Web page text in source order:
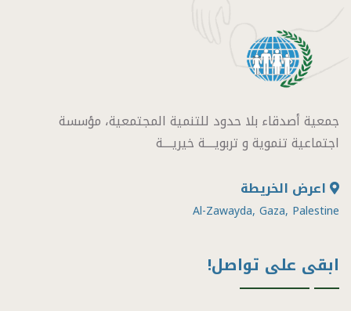
جمعية أصدقاء بلا حدود للتنمية المجتمعية، مؤسسة
اجتماعية تنموية و تربويــــة خيريــــة
اعرض الخريطة
Al-Zawayda, Gaza, Palestine
ابقى على تواصل!